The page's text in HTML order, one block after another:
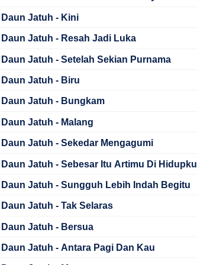
Daun Jatuh - Kini
Daun Jatuh - Resah Jadi Luka
Daun Jatuh - Setelah Sekian Purnama
Daun Jatuh - Biru
Daun Jatuh - Bungkam
Daun Jatuh - Malang
Daun Jatuh - Sekedar Mengagumi
Daun Jatuh - Sebesar Itu Artimu Di Hidupku
Daun Jatuh - Sungguh Lebih Indah Begitu
Daun Jatuh - Tak Selaras
Daun Jatuh - Bersua
Daun Jatuh - Antara Pagi Dan Kau